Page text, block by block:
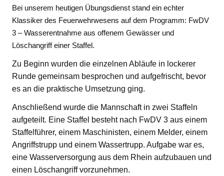
Bei unserem heutigen Übungsdienst stand ein echter
Klassiker des Feuerwehrwesens auf dem Programm: FwDV
3 – Wasserentnahme aus offenem Gewässer und
Löschangriff einer Staffel.
Zu Beginn wurden die einzelnen Abläufe in lockerer
Runde gemeinsam besprochen und aufgefrischt, bevor
es an die praktische Umsetzung ging.
Anschließend wurde die Mannschaft in zwei Staffeln
aufgeteilt. Eine Staffel besteht nach FwDV 3 aus einem
Staffelführer, einem Maschinisten, einem Melder, einem
Angriffstrupp und einem Wassertrupp. Aufgabe war es,
eine Wasserversorgung aus dem Rhein aufzubauen und
einen Löschangriff vorzunehmen.